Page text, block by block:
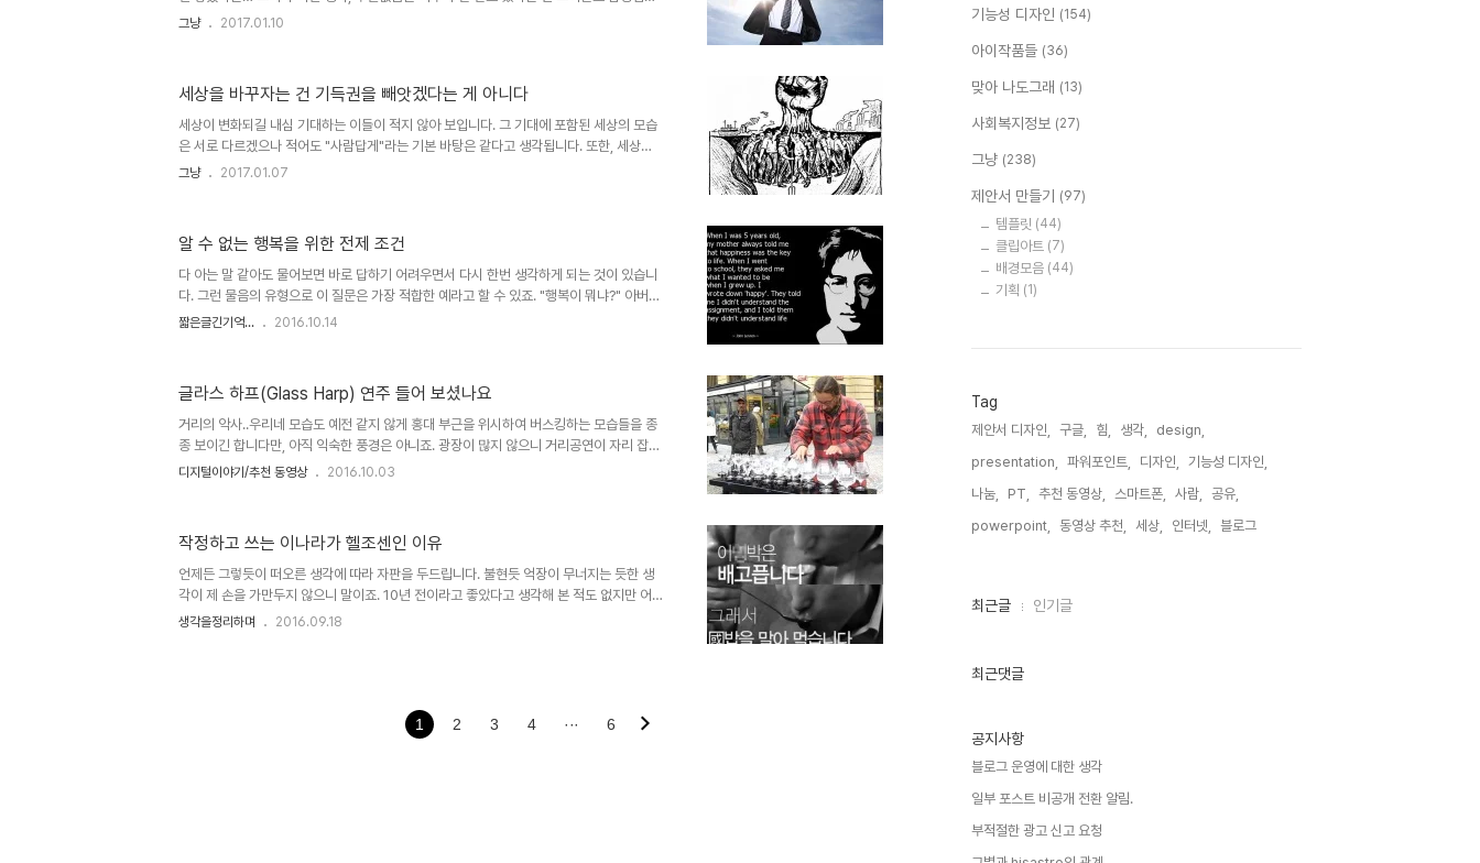
다.또 한편으로 이렇게 생각하기도 합니다. 내가 정말 잘 나갔다면 많은 이들을 피곤하게 했
가고 행복할 때 나도 행복하다면 모를까!!"? 이런 생각이 외려 속 편하죠!!! 완전 득도한 건가
요? 흐~아니 실제 그럴 것 같습니다. 그 생각이 진짜 내 생각인지 아..
그냥 2017.01.10
세상을 바꾸자는 건 기득권을 빼앗겠다는 게 아니다
세상이 변화되길 내심 기대하는 이들이 적지 않아 보입니다. 그 기대에 포함된 세상의 모습
은 서로 다르겠으나 적어도 "사람답게"라는 기본 바탕은 같다고 생각됩니다. 또한, 세상이
변화되길 바라는 그 기대의 근거는 사람들의 인식 변화 혹은 어떤 각성에서 출발한 것이라
들 역시 그렇다고 오해하기 쉬운 부분이 있습니다. 세상을 바꾸자는 주장이 마치 과거로부
터 익히 인지해왔던 신분의 전면적 뒤바뀜과 같이 어떤 변혁 또는 혁명을 통해 세상이 바뀌
고 나..
그냥 2017.01.07
알 수 없는 행복을 위한 전제 조건
다 아는 말 같아도 물어보면 바로 답하기 어려우면서 다시 한번 생각하게 되는 것이 있습니
다. 그런 물음의 유형으로 이 질문은 가장 적합한 예라고 할 수 있죠. "행복이 뭐냐?" 아버지
께서는 종종 말하셨습니다.건강해야 한다고… 그리고 행복하라고… 실제 주위를 살펴보면
는 거겠지요. 그렇게 말씀하신 건 아버지께서 직간접적으로 건강하지 않으면 행복할 수 없
음을 체득하셨기 때문일 겁니다. 이쯤 되면 고개가 절로 끄덕입니다. 아주 그럴듯한 얘기니
까요. ..
짧은글긴기억... 2016.10.14
글라스 하프(Glass Harp) 연주 들어 보셨나요
거리의 악사..우리네 모습도 예전 같지 않게 홍대 부근을 위시하여 버스킹하는 모습들을 종
종 보이긴 합니다만, 아직 익숙한 풍경은 아니죠. 광장이 많지 않으니 거리공연이 자리 잡을
여지도 없는 것이라 생각됩니다. 그런 면에서 볼거리가 별로 없는 건 당연한 결과일 것이고,
죠. 이미지 출처: commons.wikimedia.org 유럽의 거리문화, 광장문화가 보기 좋은 것
이전에 부럽다는 생각도 기저에 행복을 갈구하는 마음이 있기 때문이 아닌가 싶습..
디지털이야기/추천 동영상 2016.10.03
작정하고 쓰는 이나라가 헬조센인 이유
언제든 그렇듯이 떠오른 생각에 따라 자판을 두드립니다. 불현듯 억장이 무너지는 듯한 생
각이 제 손을 가만두지 않으니 말이죠. 10년 전이라고 좋았다고 생각해 본 적도 없지만 어
느새 그래도 그때가 좋았다는 말도 안 되는 생각으로 기우는 게 마뜩잖기도 하구요. 벌써
가? 브라질의 룰라가, 그 같은 정권이 탄핵을 당한 데는 브라질 국민의 책임도 무시할 ..
생각을정리하며 2016.09.18
1 2 3 4 ··· 6
기능성 디자인 (154)
아이작품들 (36)
맞아 나도그래 (13)
사회복지정보 (27)
그냥 (238)
제안서 만들기 (97)
템플릿 (44)
클립아트 (7)
배경모음 (44)
기획 (1)
Tag
제안서 디자인, 구글, 힘, 생각,
design,
presentation,
파워포인트, 디자인,
기능성 디자인,
나눔,
PT, 추천 동영상, 스마트폰, 사람,
공유,
powerpoint,
동영상 추천, 세상, 인터넷, 블로그,
최
인
최근글 인기글
최근댓글
공지사항
블로그 운영에 대한 생각
일부 포스트 비공개 전환 알림.
부적절한 광고 신고 요청